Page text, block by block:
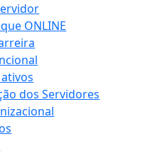
ONLINE
dos Servidores